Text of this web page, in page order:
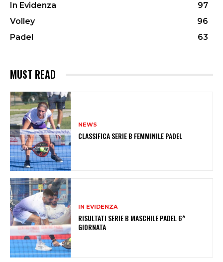
In Evidenza
97
Volley
96
Padel
63
MUST READ
NEWS
CLASSIFICA SERIE B FEMMINILE PADEL
IN EVIDENZA
RISULTATI SERIE B MASCHILE PADEL 6^
GIORNATA